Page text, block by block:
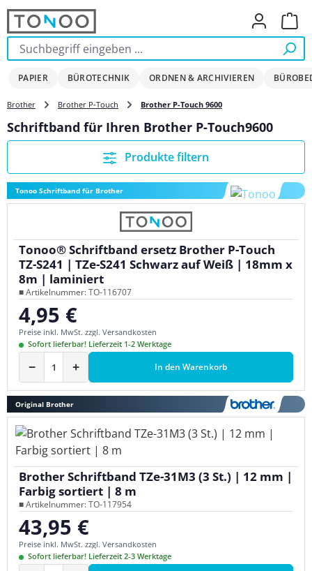
Zum Hauptinhalt springen
PAPIER BÜROTECHNIK ORDNEN & ARCHIVIEREN
Brother Brother P-Touch Brother P-Touch 9600
Schriftband für Ihren Brother P-Touch9600
Produkte filtern
Tonoo Schriftband für Brother
Tonoo® Schriftband ersetz Brother P-Touch
TZ-S241 | TZe-S241 Schwarz auf Weiß | 18mm x
8m | laminiert
■ Artikelnummer: TO-116707
Regulärer Preis:
4,95 €
Preise inkl. MwSt. zzgl. Versandkosten
Sofort lieferbar! Lieferzeit 1-2 Werktage
− + In den Warenkorb
Original Brother
Brother Schriftband TZe-31M3 (3 St.) | 12 mm |
Farbig sortiert | 8 m
■ Artikelnummer: TO-117954
Regulärer Preis:
43,95 €
Preise inkl. MwSt. zzgl. Versandkosten
Sofort lieferbar! Lieferzeit 2-3 Werktage